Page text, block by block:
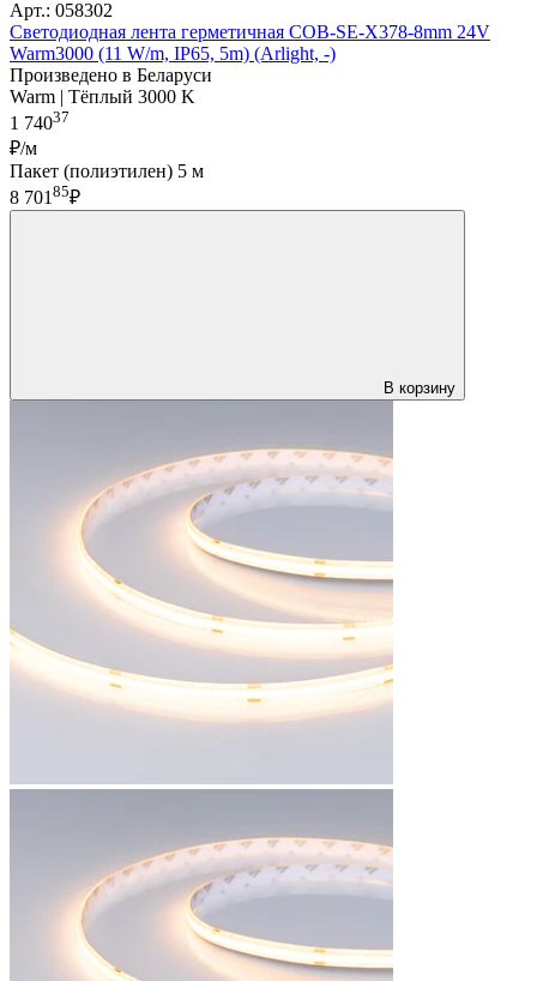
Арт.: 058302
Светодиодная лента герметичная COB-SE-X378-8mm 24V
Warm3000 (11 W/m, IP65, 5m) (Arlight, -)
Произведено в Беларуси
Warm | Тёплый 3000 K
1 74037
₽/м
Пакет (полиэтилен) 5 м
8 701 85₽
В корзину